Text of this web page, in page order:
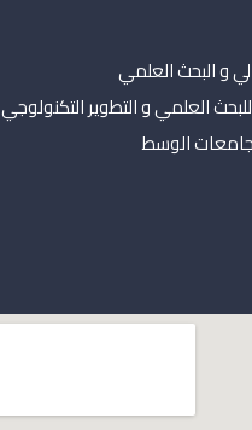
و البحث العلمي
العلمي و التطوير التكنولوجي
الوسط